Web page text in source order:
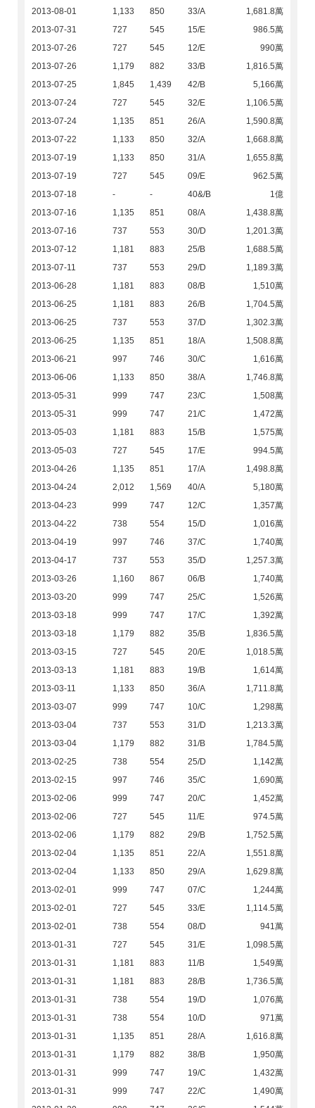
2013-08-01
1,133 850 33/A
1,681.8萬
2013-07-31
727 545 15/E
986.5萬
2013-07-26
727 545 12/E
990萬
2013-07-26
1,179 882 33/B
1,816.5萬
2013-07-25
1,845 1,439 42/B
5,166萬
2013-07-24
727 545 32/E
1,106.5萬
2013-07-24
1,135 851 26/A
1,590.8萬
2013-07-22
1,133 850 32/A
1,668.8萬
2013-07-19
1,133 850 31/A
1,655.8萬
2013-07-19
727 545 09/E
962.5萬
2013-07-18
- - 40&/B
1億
2013-07-16
1,135 851 08/A
1,438.8萬
2013-07-16
737 553 30/D
1,201.3萬
2013-07-12
1,181 883 25/B
1,688.5萬
2013-07-11
737 553 29/D
1,189.3萬
2013-06-28
1,181 883 08/B
1,510萬
2013-06-25
1,181 883 26/B
1,704.5萬
2013-06-25
737 553 37/D
1,302.3萬
2013-06-25
1,135 851 18/A
1,508.8萬
2013-06-21
997 746 30/C
1,616萬
2013-06-06
1,133 850 38/A
1,746.8萬
2013-05-31
999 747 23/C
1,508萬
2013-05-31
999 747 21/C
1,472萬
2013-05-03
1,181 883 15/B
1,575萬
2013-05-03
727 545 17/E
994.5萬
2013-04-26
1,135 851 17/A
1,498.8萬
2013-04-24
2,012 1,569 40/A
5,180萬
2013-04-23
999 747 12/C
1,357萬
2013-04-22
738 554 15/D
1,016萬
2013-04-19
997 746 37/C
1,740萬
2013-04-17
737 553 35/D
1,257.3萬
2013-03-26
1,160 867 06/B
1,740萬
2013-03-20
999 747 25/C
1,526萬
2013-03-18
999 747 17/C
1,392萬
2013-03-18
1,179 882 35/B
1,836.5萬
2013-03-15
727 545 20/E
1,018.5萬
2013-03-13
1,181 883 19/B
1,614萬
2013-03-11
1,133 850 36/A
1,711.8萬
2013-03-07
999 747 10/C
1,298萬
2013-03-04
737 553 31/D
1,213.3萬
2013-03-04
1,179 882 31/B
1,784.5萬
2013-02-25
738 554 25/D
1,142萬
2013-02-15
997 746 35/C
1,690萬
2013-02-06
999 747 20/C
1,452萬
2013-02-06
727 545 11/E
974.5萬
2013-02-06
1,179 882 29/B
1,752.5萬
2013-02-04
1,135 851 22/A
1,551.8萬
2013-02-04
1,133 850 29/A
1,629.8萬
2013-02-01
999 747 07/C
1,244萬
2013-02-01
727 545 33/E
1,114.5萬
2013-02-01
738 554 08/D
941萬
2013-01-31
727 545 31/E
1,098.5萬
2013-01-31
1,181 883 11/B
1,549萬
2013-01-31
1,181 883 28/B
1,736.5萬
2013-01-31
738 554 19/D
1,076萬
2013-01-31
738 554 10/D
971萬
2013-01-31
1,135 851 28/A
1,616.8萬
2013-01-31
1,179 882 38/B
1,950萬
2013-01-31
999 747 19/C
1,432萬
2013-01-31
999 747 22/C
1,490萬